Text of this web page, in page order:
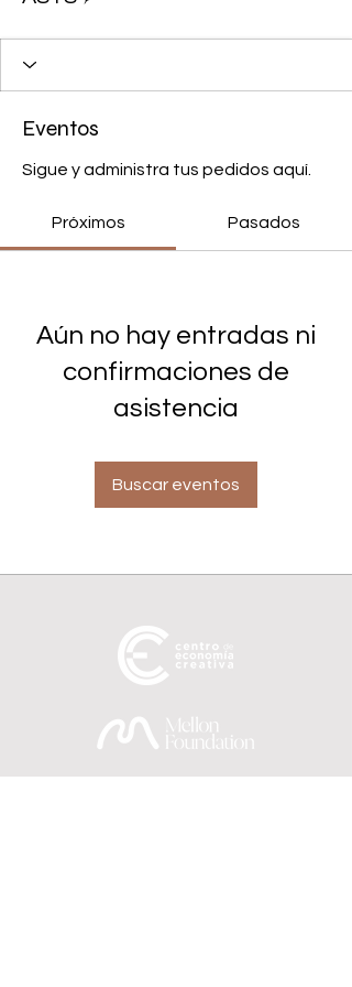
Eventos
Sigue y administra tus pedidos aquí.
Próximos Pasados
Aún no hay entradas ni
confirmaciones de
asistencia
Buscar eventos